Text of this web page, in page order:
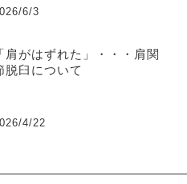
部症かもしれません。
6/3
「肩がはずれた」・・・肩関
脱臼について
4/22